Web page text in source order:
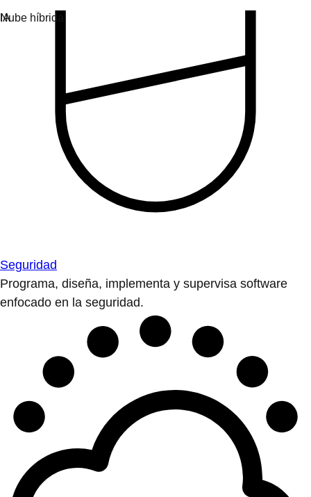
Seguridad
Programa, diseña, implementa y supervisa software
enfocado en la seguridad.